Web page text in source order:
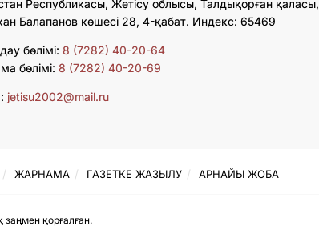
Республикасы, Жетісу облысы, Талдықорған қаласы,
Балапанов көшесі 28, 4-қабат. Индекс: 65469
бөлімі: 8 (7282) 40-20-64
бөлімі: 8 (7282) 40-20-69
jetisu2002@mail.ru
ЖАРНАМА ГАЗЕТКЕ ЖАЗЫЛУ АРНАЙЫ ЖОБА
қорғалған.